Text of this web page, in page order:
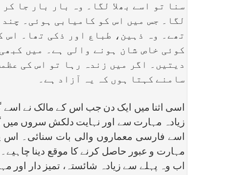
سنا تو اسے بھلا لگا۔ وہ بار بار جا
لگا۔ جس میں اس کو کامیابی ہوئی۔
تھے۔ وہ ذہین، طباع اور ذکی تھا۔
کوئی خاص شان ہونے والی ہے۔ میں
دیتیں۔ اگر میں زندہ رہا تو اس کی
سامنے کہتا ہوں کہ یہ آزاد ہے۔
اسی اثنا میں ایک دن جب اس کے مالک نے اسے
زیادہ مہارت سے اور نہایت دلکش سروں میں
اسے فارسی معماروں والی بات سنائی۔
مہارت و عبور حاصل کرنے کا موقع دینا
اب وہ پہلے سے زیادہ شائستہ، تمیز دار